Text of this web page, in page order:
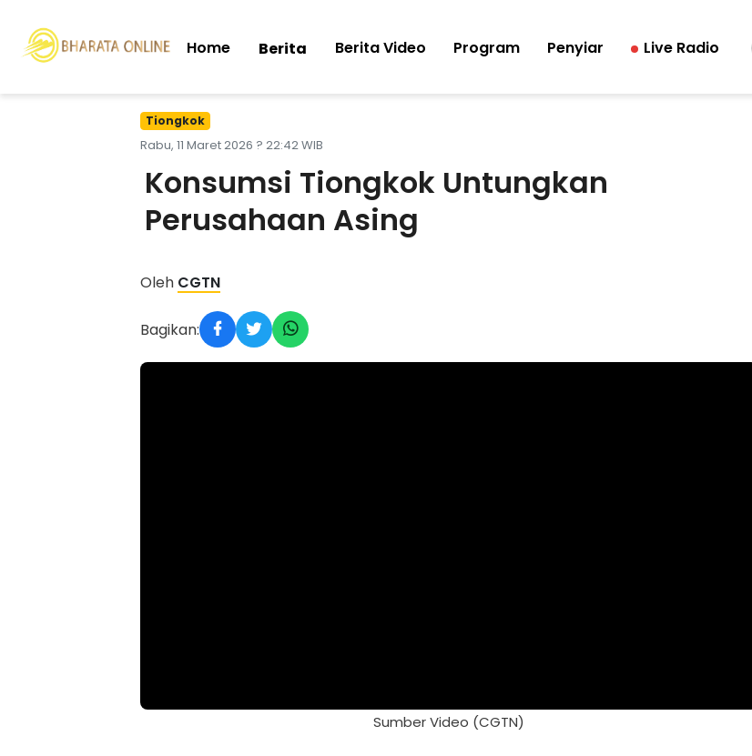
Home Berita Berita Video Program Penyiar Live Radio
Tiongkok
Rabu, 11 Maret 2026 ? 22:42 WIB
Konsumsi Tiongkok Untungkan
Perusahaan Asing
Oleh CGTN
Bagikan:
Sumber Video (CGTN)